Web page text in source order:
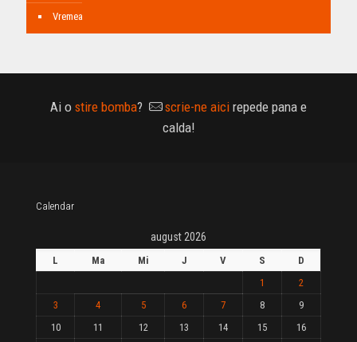
Vremea
Ai o stire bomba? scrie-ne aici repede pana e
calda!
Calendar
august 2026
L Ma Mi J V S
D
1
2
3
4 5 6 7 8
9
10
11 12 13 14 15
16